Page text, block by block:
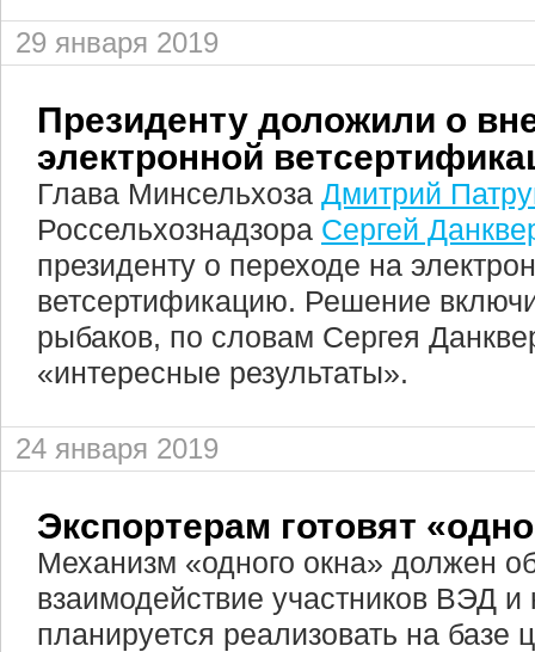
29 января 2019
Президенту доложили о
электронной
Глава Минсельхоза Дмитрий
Россельхознадзора Сергей
президенту о переходе на
ветсертификацию. Решение
рыбаков, по словам Сергея
«интересные результаты».
24 января 2019
Экспортерам готовят
Механизм «одного окна» должен
взаимодействие участников ВЭД и
планируется реализовать на